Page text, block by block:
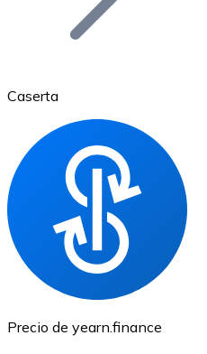
Ethereum
ETH
Caserta
Precio de yearn.finance